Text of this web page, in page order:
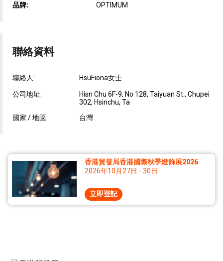
品牌: OPTIMUM
聯絡資料
聯絡人: HsuFiona女士
公司地址:
Hisn Chu 6F-9, No 128, Taiyuan St., Chupei
302, Hsinchu, Ta
國家 / 地區:
台灣
香港貿發局香港國際秋季燈飾展2026
2026年10月27日 - 30日
立即登記